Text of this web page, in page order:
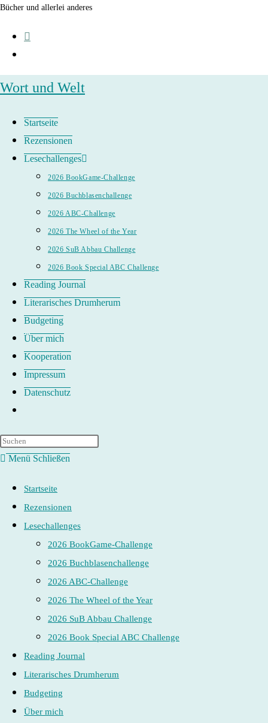
Zum
springen
Bücher und allerlei anderes
Wort und Welt
Startseite
Rezensionen
Lesechallenges
2026 BookGame-Challenge
2026 Buchblasenchallenge
2026 ABC-Challenge
2026 The Wheel of the Year
2026 SuB Abbau Challenge
2026 Book Special ABC Challenge
Reading Journal
Literarisches Drumherum
Budgeting
Über mich
Kooperation
Impressum
Datenschutz
umschalten
Menü Schließen
Startseite
Rezensionen
Lesechallenges
2026 BookGame-Challenge
2026 Buchblasenchallenge
2026 ABC-Challenge
2026 The Wheel of the Year
2026 SuB Abbau Challenge
2026 Book Special ABC Challenge
Reading Journal
Literarisches Drumherum
Budgeting
Über mich